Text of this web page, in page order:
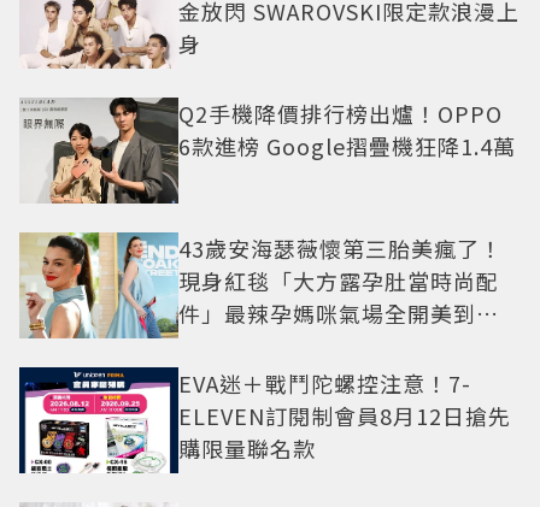
金放閃 SWAROVSKI限定款浪漫上
身
Q2手機降價排行榜出爐！OPPO
6款進榜 Google摺疊機狂降1.4萬
43歲安海瑟薇懷第三胎美瘋了！
現身紅毯「大方露孕肚當時尚配
件」最辣孕媽咪氣場全開美到發
EVA迷＋戰鬥陀螺控注意！7-
ELEVEN訂閱制會員8月12日搶先
購限量聯名款